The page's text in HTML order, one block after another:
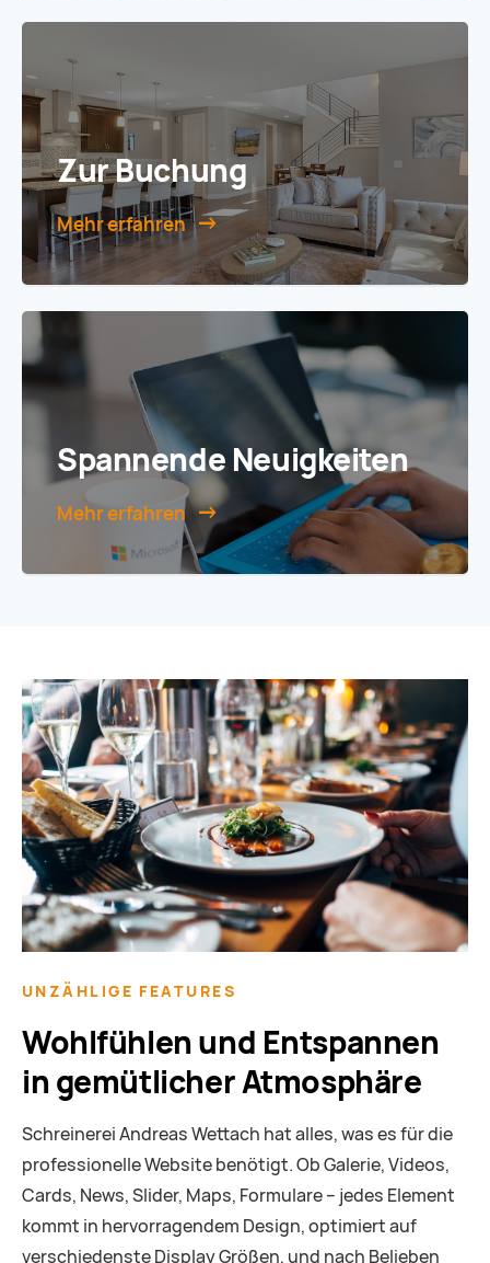
Zur Buchung
Mehr erfahren
Spannende Neuigkeiten
Mehr erfahren
UNZÄHLIGE FEATURES
Wohlfühlen und Entspannen
in gemütlicher Atmosphäre
Schreinerei Andreas Wettach hat alles, was es für die
professionelle Website benötigt. Ob Galerie, Videos,
Cards, News, Slider, Maps, Formulare – jedes Element
kommt in hervorragendem Design, optimiert auf
verschiedenste Display Größen, und nach Belieben